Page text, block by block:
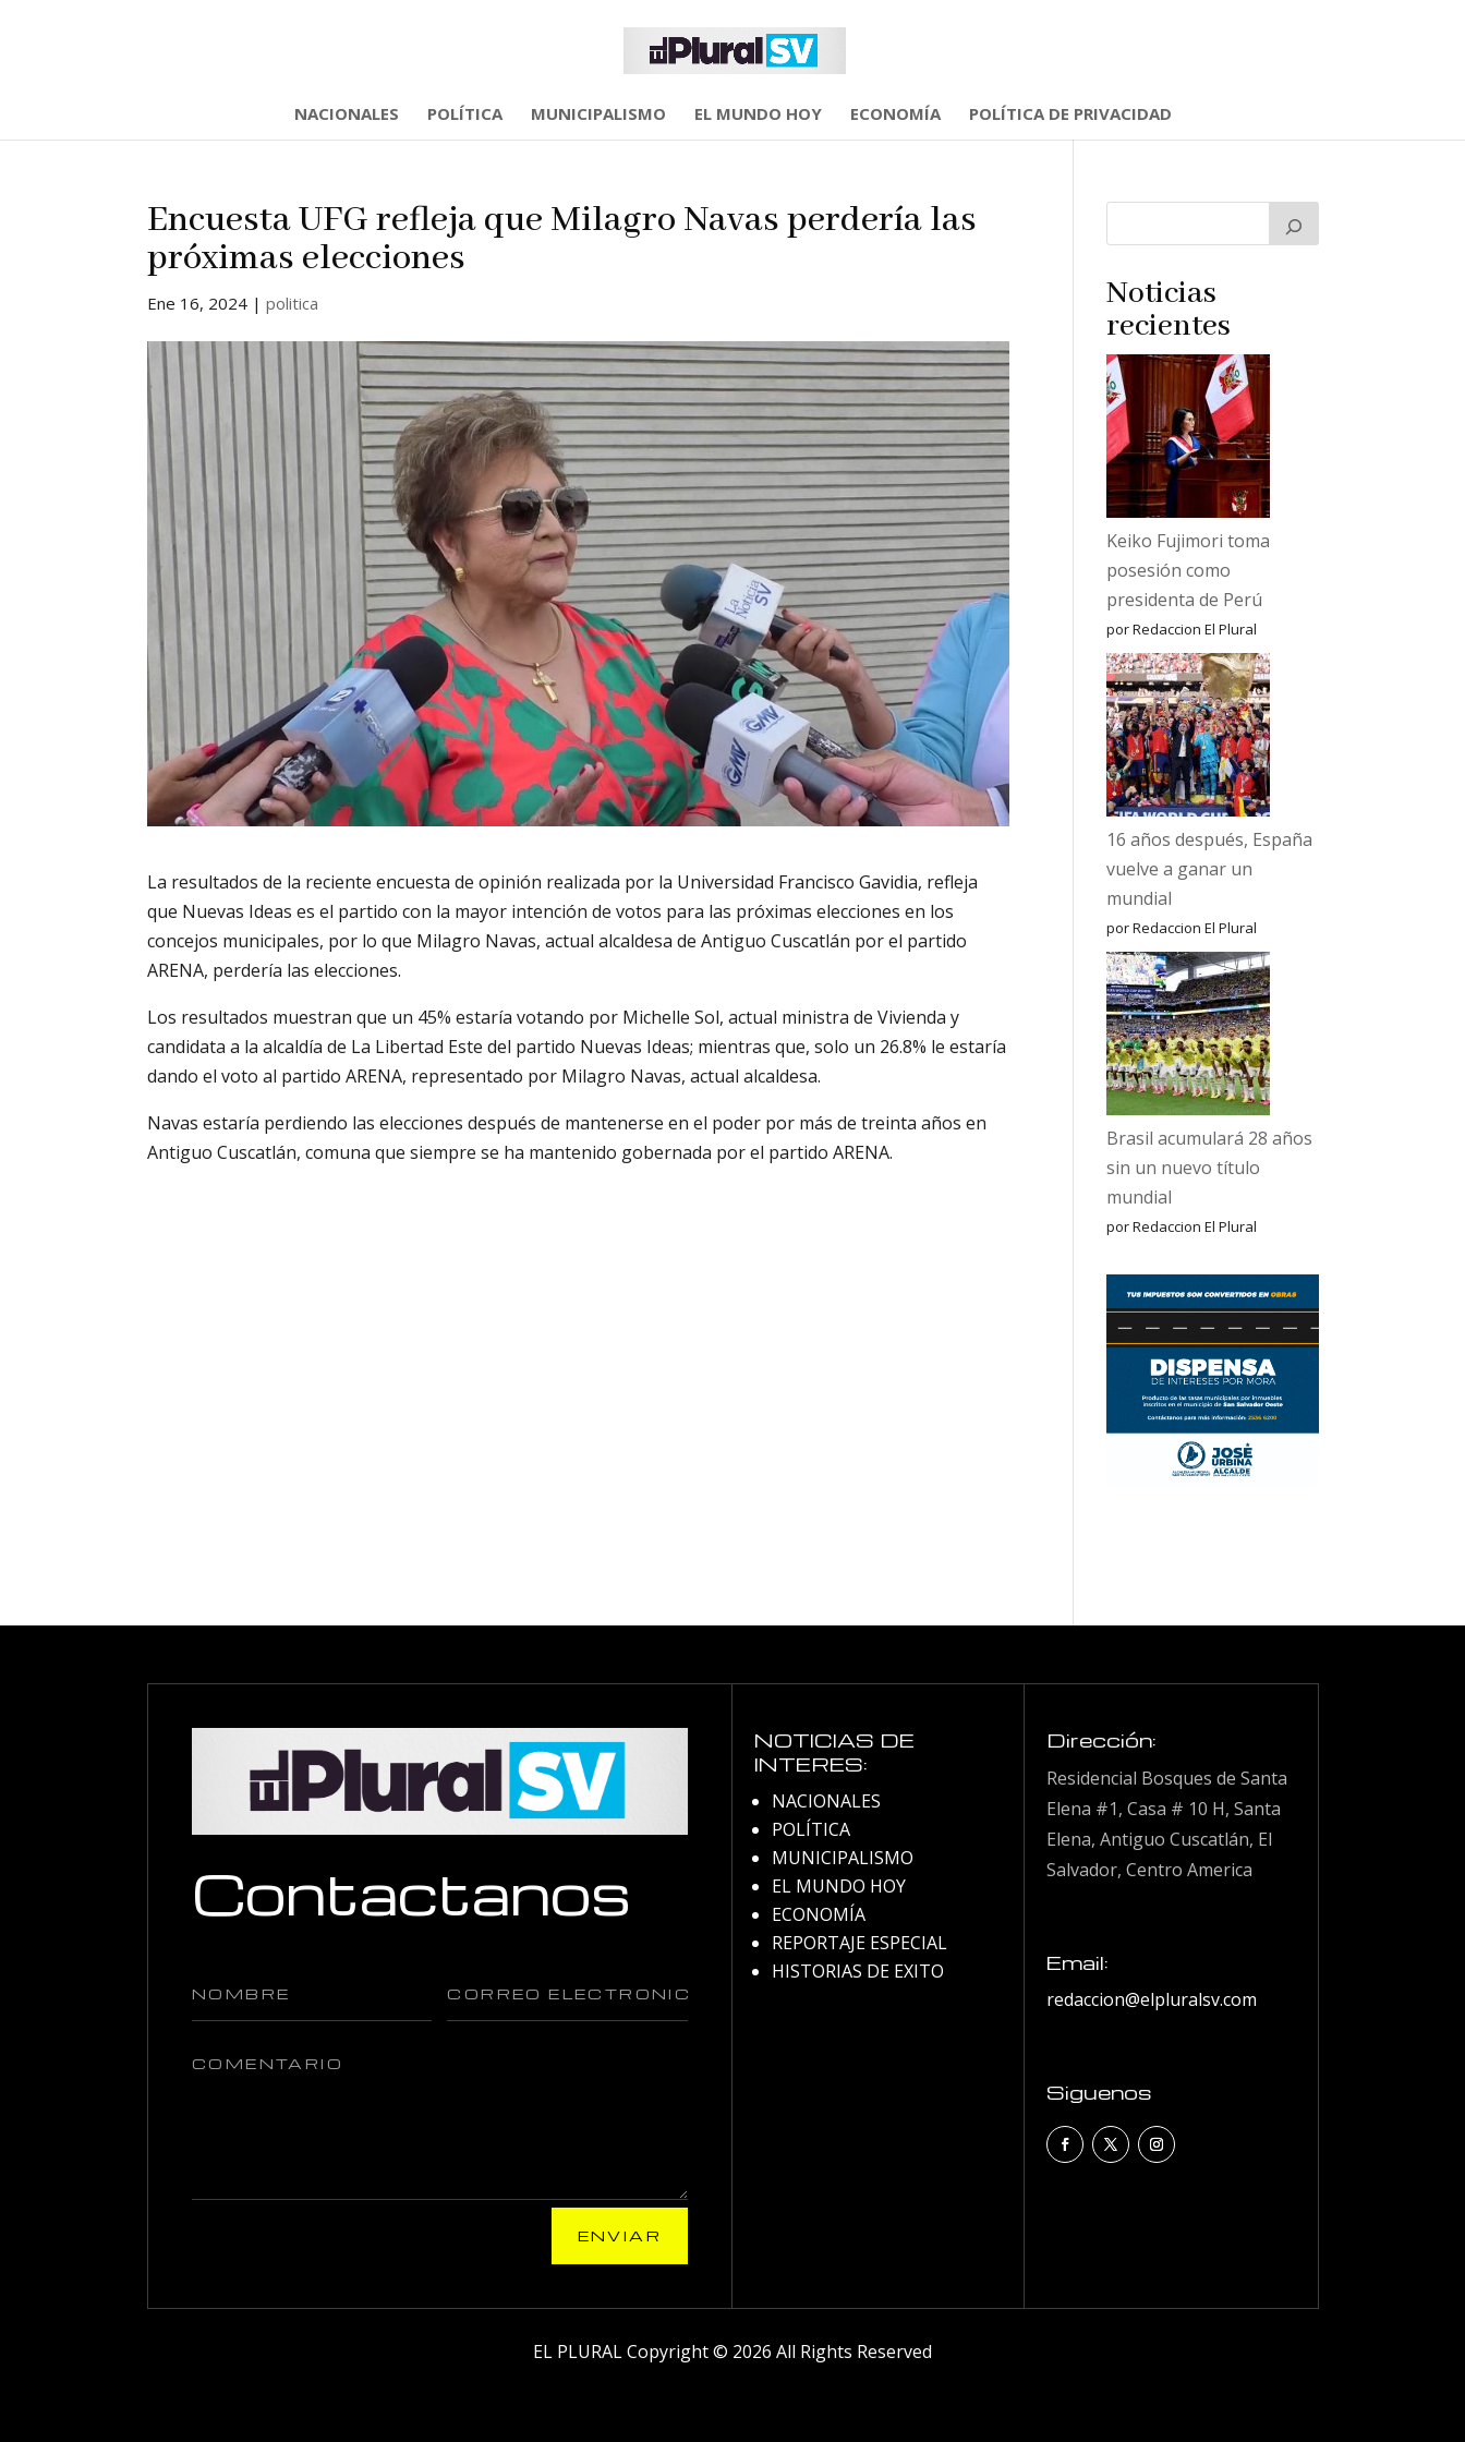
NACIONALES POLÍTICA MUNICIPALISMO EL MUNDO HOY ECONOMÍA POLÍTICA DE PRIVACIDAD
Encuesta UFG refleja que Milagro Navas perdería las
próximas elecciones
Ene 16, 2024| politica
La resultados de la reciente encuesta de opinión realizada por la Universidad Francisco Gavidia, refleja
que Nuevas Ideas es el partido con la mayor intención de votos para las próximas elecciones en los
concejos municipales, por lo que Milagro Navas, actual alcaldesa de Antiguo Cuscatlán por el partido
ARENA, perdería las elecciones.
Los resultados muestran que un 45% estaría votando por Michelle Sol, actual ministra de Vivienda y
candidata a la alcaldía de La Libertad Este del partido Nuevas Ideas; mientras que, solo un 26.8% le estaría
dando el voto al partido ARENA, representado por Milagro Navas, actual alcaldesa.
Navas estaría perdiendo las elecciones después de mantenerse en el poder por más de treinta años en
Antiguo Cuscatlán, comuna que siempre se ha mantenido gobernada por el partido ARENA.
Noticias
recientes
Keiko Fujimori toma
posesión como
presidenta de Perú
por Redaccion El Plural
16 años después, España
vuelve a ganar un
mundial
por Redaccion El Plural
Brasil acumulará 28 años
sin un nuevo título
mundial
por Redaccion El Plural
Contactanos
ENVIAR
NOTICIAS DE
INTERES:
NACIONALES
POLÍTICA
MUNICIPALISMO
EL MUNDO HOY
ECONOMÍA
REPORTAJE ESPECIAL
HISTORIAS DE EXITO
Dirección:
Residencial Bosques de Santa
Elena #1, Casa # 10 H, Santa
Elena, Antiguo Cuscatlán, El
Salvador, Centro America
Email:
redaccion@elpluralsv.com
Siguenos
EL PLURAL Copyright © 2026 All Rights Reserved